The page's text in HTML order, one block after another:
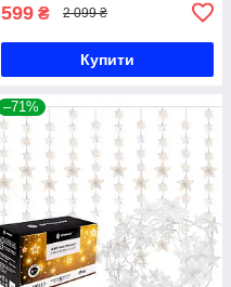
599 ₴ 2 099 ₴
Купити
–71%